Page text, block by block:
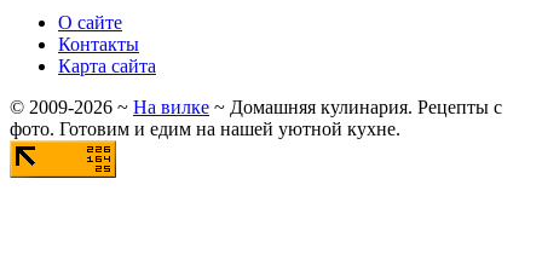
О сайте
Контакты
Карта сайта
© 2009-2026 ~ На вилке ~ Домашняя кулинария. Рецепты с
фото. Готовим и едим на нашей уютной кухне.